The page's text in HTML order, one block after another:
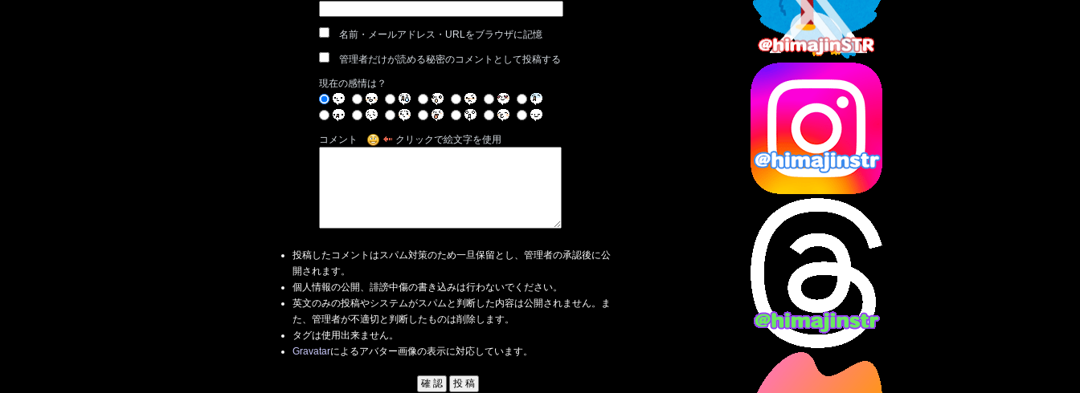
名前・メールアドレス・URLをブラウザに記憶
管理者だけが読める秘密のコメントとして投稿する
現在の感情は？
コメント クリックで絵文字を使用
投稿したコメントはスパム対策のため一旦保留とし、管理者の承認後に公
開されます。
個人情報の公開、誹謗中傷の書き込みは行わないでください。
英文のみの投稿やシステムがスパムと判断した内容は公開されません。ま
た、管理者が不適切と判断したものは削除します。
タグは使用出来ません。
Gravatarによるアバター画像の表示に対応しています。
2025年5月
(7)
2025年4月(2)
2025年3月 (8)
2025年2月(10)
2025年1月
2024年12月
2024年11月(13)
2024年10月
2024年9月 (14)
2024年8月 (13)
2024年7月
(7)
2024年6月(10)
2024年5月(12)
2024年4月(15)
2024年3月
2024年1月
2023年12月
2023年11月 (4)
2023年10月
(3)
2023年9月
2023年8月(12)
2023年7月
(14)
2023年6月
2023年5月
(5)
2023年4月(6)
2023年3月
(3)
2023年1月
2022年12月
2022年11月